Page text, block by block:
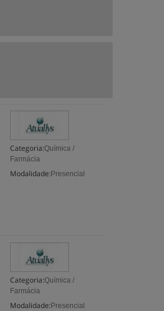
Categoria:Química /
Farmácia
Modalidade: Presencial
Categoria:Química /
Farmácia
Modalidade: Presencial